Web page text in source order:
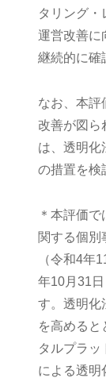
タリング・
運営改善に
継続的に確
なお、本評
改善が図ら
は、透明化
の措置を検
＊本評価
関する個別
（令和4年
年10月31
す。透明化
を高めると
タルプラッ
による透明